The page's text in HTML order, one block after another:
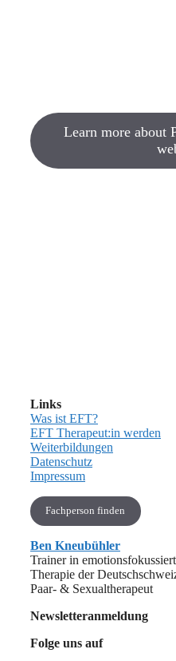
Learn more about
Links
Was ist EFT?
EFT Therapeut:in werden
Weiterbildungen
Datenschutz
Impressum
Fachperson finden
Ben Kneubühler
Trainer in
Therapie der
Paar- & Sexualtherapeut
Newsletteranmeldung
Folge uns auf